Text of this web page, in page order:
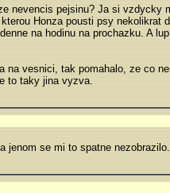
nevencis pejsinu? Ja si
Honza pousti psy
na hodinu na prochazku. A
vesnici, tak pomahalo, ze co
to taky jina vyzva.
se mi to spatne nezobrazilo.